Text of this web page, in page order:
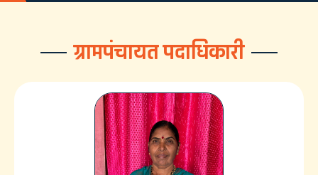
ग्रामपंचायत पदाधिकारी